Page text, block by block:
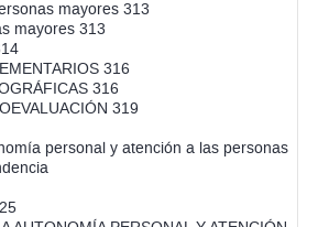
mayores 313
mayores 313
316
316
319
personal y atención a las personas